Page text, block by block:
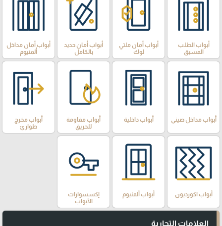
أبواب الطلب
المسبق
أبواب أمان ملتي
لوك
أبواب أمان حديد
بالكامل
أبواب أمان مداخل
ألمنيوم
أبواب مداخل صيني أبواب داخلية
أبواب مقاومة
للحريق
أبواب مخرج
طوارئ
أبواب اكورديون أبواب ألمنيوم
إكسسوارات
الأبواب
العلامات التجارية